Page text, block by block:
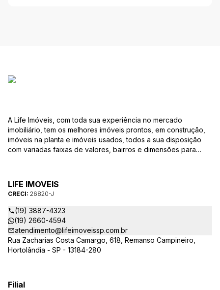
A Life Imóveis, com toda sua experiência no mercado
imobiliário, tem os melhores imóveis prontos, em construção,
imóveis na planta e imóveis usados, todos a sua disposição
com variadas faixas de valores, bairros e dimensões para
as suas dúvidas sobre casas, apartamentos, terrenos, salas
comerciais e outros produtos imobiliários.
LIFE IMOVEIS
CRECI: 26820-J
(19) 3887-4323
(19) 2660-4594
atendimento@lifeimoveissp.com.br
Rua Zacharias Costa Camargo, 618, Remanso Campineiro,
Hortolândia - SP - 13184-280
Filial